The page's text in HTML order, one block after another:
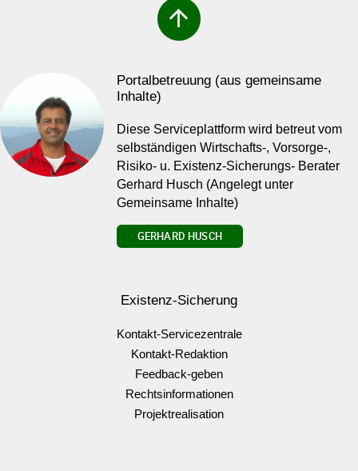
arrow_upward
Portalbetreuung (aus gemeinsame
Inhalte)
Diese Serviceplattform wird betreut vom
selbständigen Wirtschafts-, Vorsorge-,
Risiko- u. Existenz-Sicherungs- Berater
Gerhard Husch (Angelegt unter
Gemeinsame Inhalte)
GERHARD HUSCH
Existenz-Sicherung
Kontakt-Servicezentrale
Kontakt-Redaktion
Feedback-geben
Rechtsinformationen
Projektrealisation